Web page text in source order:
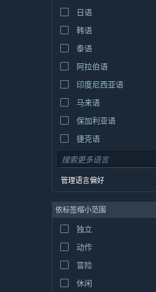
日语
韩语
泰语
阿拉伯语
印度尼西亚语
马来语
保加利亚语
捷克语
丹麦语
德语
西班牙语 - 西班牙
西班牙语 - 拉丁美洲
希腊语
管理语言偏好
依标签缩小范围
独立
动作
冒险
休闲